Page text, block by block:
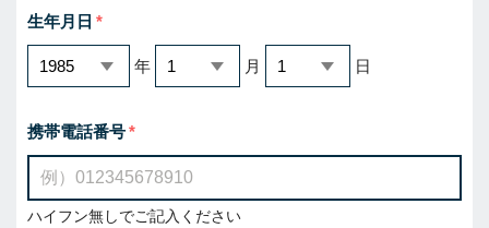
生年月日
年 月 日
携帯電話番号
ハイフン無しでご記入ください